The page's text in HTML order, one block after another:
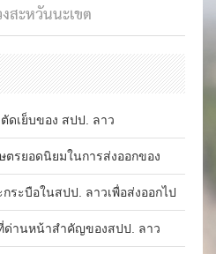
สะหวันนะเขต
เย็บของ สปป. ลาว
รยอดนิยมในการส่งออกของ
ระบือในสปป. ลาวเพื่อส่งออกไป
านหน้าสำคัญของสปป. ลาว